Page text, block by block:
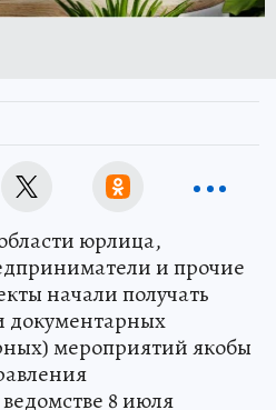
юрлица,
и прочие
начали получать
документарных
мероприятий якобы
8 июля